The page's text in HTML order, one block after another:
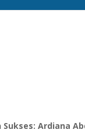
Ardiana